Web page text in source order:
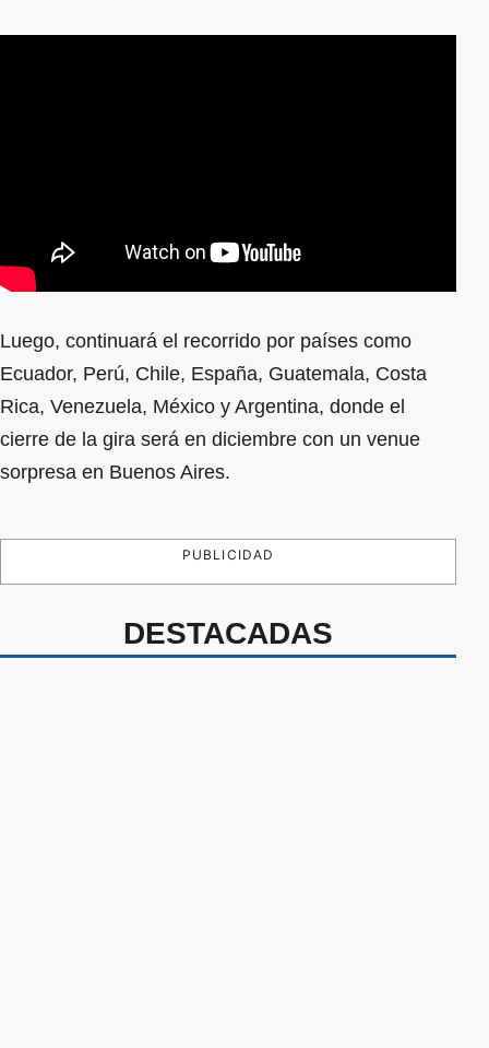
Luego, continuará el recorrido por países como
Ecuador, Perú, Chile, España, Guatemala, Costa
Rica, Venezuela, México y Argentina, donde el
cierre de la gira será en diciembre con un venue
sorpresa en Buenos Aires.
PUBLICIDAD
DESTACADAS